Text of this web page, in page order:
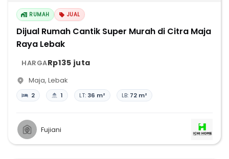
RUMAH JUAL
Dijual Rumah Cantik Super Murah di Citra Maja
Raya Lebak
HARGARp135 juta
Maja, Lebak
2 1 LT: 36 m² LB: 72 m²
Fujiani